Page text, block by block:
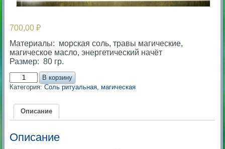
700,00₽
Материалы: морская соль, травы магические,
магическое масло, энергетический начёт
Размер: 80 гр.
Количество
товара
Магическая
травами
Чародея.
В корзину
Категория:Соль ритуальная, магическая
Описание
Описание